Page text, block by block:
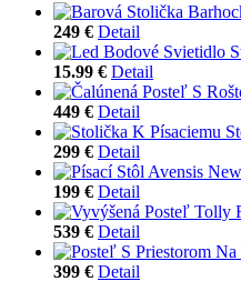
249 € Detail
15.99 € Detail
449 € Detail
299 € Detail
199 € Detail
539 € Detail
399 € Detail